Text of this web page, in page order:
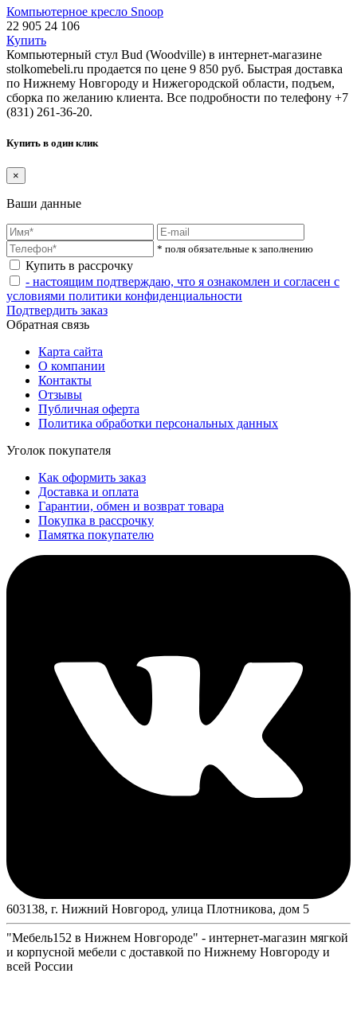
Компьютерное кресло Snoop
22 905 24 106
Купить
Компьютерный стул Bud (Woodville) в интернет-магазине
stolkomebeli.ru продается по цене 9 850 руб. Быстрая доставка
по Нижнему Новгороду и Нижегородской области, подъем,
сборка по желанию клиента. Все подробности по телефону +7
(831) 261-36-20.
Купить в один клик
×
Ваши данные
* поля обязательные к заполнению
Купить в рассрочку
- настоящим подтверждаю, что я ознакомлен и согласен с
условиями политики конфиденциальности
Подтвердить заказ
Обратная связь
Карта сайта
О компании
Контакты
Отзывы
Публичная оферта
Политика обработки персональных данных
Уголок покупателя
Как оформить заказ
Доставка и оплата
Гарантии, обмен и возврат товара
Покупка в рассрочку
Памятка покупателю
603138, г. Нижний Новгород, улица Плотникова, дом 5
"Мебель152 в Нижнем Новгороде" - интернет-магазин мягкой
и корпусной мебели с доставкой по Нижнему Новгороду и
всей России